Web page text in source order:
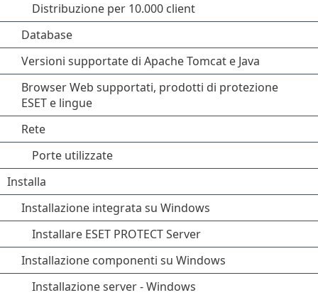
Distribuzione per 10.000 client
Database
Versioni supportate di Apache Tomcat e Java
Browser Web supportati, prodotti di protezione
ESET e lingue
Rete
Porte utilizzate
Installa
Installazione integrata su Windows
Installare ESET PROTECT Server
Installazione componenti su Windows
Installazione server - Windows